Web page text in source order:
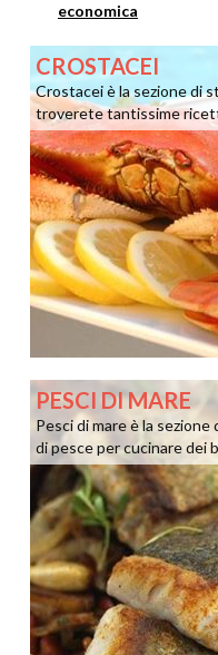
economica
CROSTACEI
Crostacei è la sezione di
troverete tantissime
PESCI DI MARE
Pesci di mare è la
di pesce per cucinare dei